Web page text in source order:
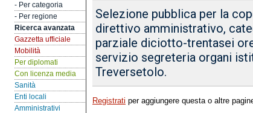
- Per categoria
- Per regione
Ricerca avanzata
Gazzetta ufficiale
Mobilità
Per diplomati
Con licenza media
Sanità
Enti locali
Amministrativi
Selezione pubblica per la
direttivo amministrativo,
parziale diciotto-trentasei
servizio segreteria organi
Treversetolo.
Registrati per aggiungere questa o altre